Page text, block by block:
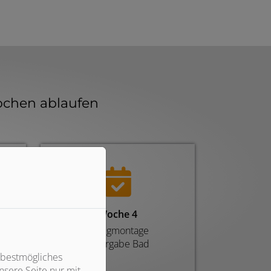
ablaufen
von 0
Woche 4
Fertigmontage
Übergabe Bad